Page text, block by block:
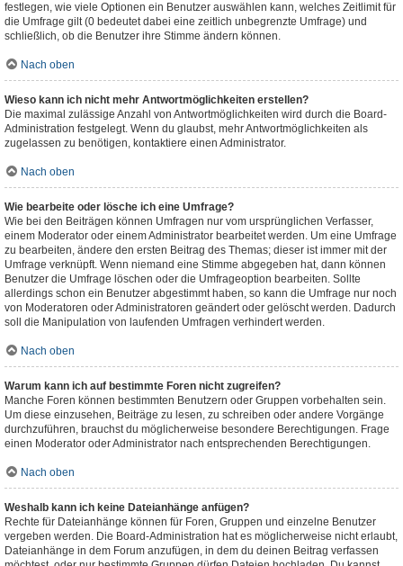
festlegen, wie viele Optionen ein Benutzer auswählen kann, welches Zeitlimit für
die Umfrage gilt (0 bedeutet dabei eine zeitlich unbegrenzte Umfrage) und
schließlich, ob die Benutzer ihre Stimme ändern können.
Nach oben
Wieso kann ich nicht mehr Antwortmöglichkeiten erstellen?
Die maximal zulässige Anzahl von Antwortmöglichkeiten wird durch die Board-
Administration festgelegt. Wenn du glaubst, mehr Antwortmöglichkeiten als
zugelassen zu benötigen, kontaktiere einen Administrator.
Nach oben
Wie bearbeite oder lösche ich eine Umfrage?
Wie bei den Beiträgen können Umfragen nur vom ursprünglichen Verfasser,
einem Moderator oder einem Administrator bearbeitet werden. Um eine Umfrage
zu bearbeiten, ändere den ersten Beitrag des Themas; dieser ist immer mit der
Umfrage verknüpft. Wenn niemand eine Stimme abgegeben hat, dann können
Benutzer die Umfrage löschen oder die Umfrageoption bearbeiten. Sollte
allerdings schon ein Benutzer abgestimmt haben, so kann die Umfrage nur noch
von Moderatoren oder Administratoren geändert oder gelöscht werden. Dadurch
soll die Manipulation von laufenden Umfragen verhindert werden.
Nach oben
Warum kann ich auf bestimmte Foren nicht zugreifen?
Manche Foren können bestimmten Benutzern oder Gruppen vorbehalten sein.
Um diese einzusehen, Beiträge zu lesen, zu schreiben oder andere Vorgänge
durchzuführen, brauchst du möglicherweise besondere Berechtigungen. Frage
einen Moderator oder Administrator nach entsprechenden Berechtigungen.
Nach oben
Weshalb kann ich keine Dateianhänge anfügen?
Rechte für Dateianhänge können für Foren, Gruppen und einzelne Benutzer
vergeben werden. Die Board-Administration hat es möglicherweise nicht erlaubt,
Dateianhänge in dem Forum anzufügen, in dem du deinen Beitrag verfassen